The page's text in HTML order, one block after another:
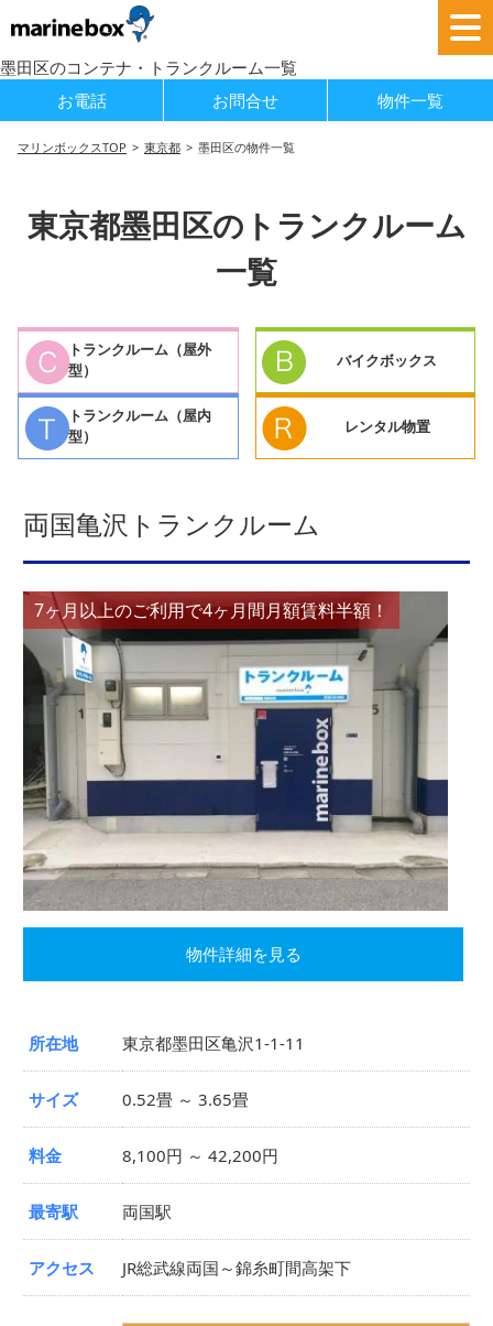
墨田区のコンテナ・トランクルーム一覧
お電話
お問合せ 物件一覧
マリンボックスTOP 東京都 墨田区の物件一覧
東京都墨田区のトランクルーム
一覧
トランクルーム（屋外
型）
トランクルーム（屋内
型）
バイクボックス
レンタル物置
両国亀沢トランクルーム
7ヶ月以上のご利用で4ヶ月間月額賃料半額！
物件詳細を見る
所在地 東京都墨田区亀沢1-1-11
サイズ 0.52畳 ～ 3.65畳
料金 8,100円 ～ 42,200円
最寄駅 両国駅
アクセス JR総武線両国～錦糸町間高架下